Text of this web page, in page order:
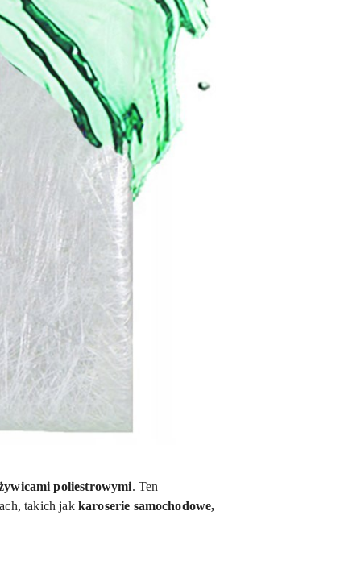
poliestrowymi. Ten
takich jak karoserie samochodowe,